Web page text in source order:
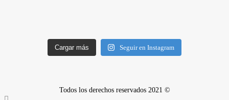
Cargar más Seguir en Instagram
Todos los derechos reservados 2021 ©